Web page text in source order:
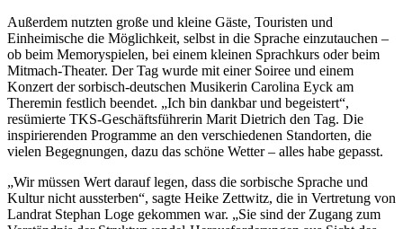
Außerdem nutzten große und kleine Gäste, Touristen und
Einheimische die Möglichkeit, selbst in die Sprache einzutauchen –
ob beim Memoryspielen, bei einem kleinen Sprachkurs oder beim
Mitmach-Theater. Der Tag wurde mit einer Soiree und einem
Konzert der sorbisch-deutschen Musikerin Carolina Eyck am
Theremin festlich beendet. „Ich bin dankbar und begeistert“,
resümierte TKS-Geschäftsführerin Marit Dietrich den Tag. Die
inspirierenden Programme an den verschiedenen Standorten, die
vielen Begegnungen, dazu das schöne Wetter – alles habe gepasst.
„Wir müssen Wert darauf legen, dass die sorbische Sprache und
Kultur nicht aussterben“, sagte Heike Zettwitz, die in Vertretung von
Landrat Stephan Loge gekommen war. „Sie sind der Zugang zum